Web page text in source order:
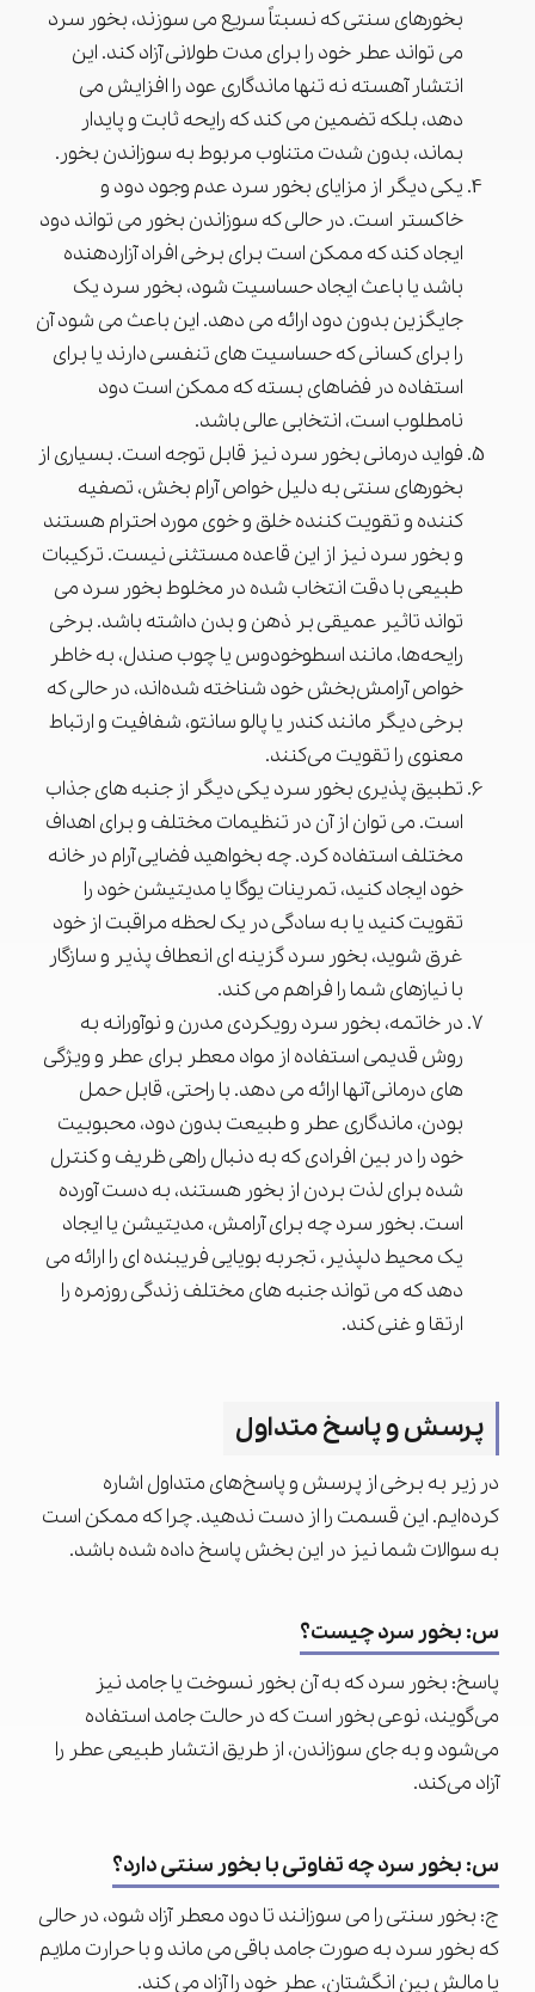
بخورهای سنتی که نسبتاً سریع می سوزند، بخور سرد
می تواند عطر خود را برای مدت طولانی آزاد کند. این
انتشار آهسته نه تنها ماندگاری عود را افزایش می
دهد، بلکه تضمین می کند که رایحه ثابت و پایدار
بماند، بدون شدت متناوب مربوط به سوزاندن بخور.
یکی دیگر از مزایای بخور سرد عدم وجود دود و
خاکستر است. در حالی که سوزاندن بخور می تواند دود
ایجاد کند که ممکن است برای برخی افراد آزاردهنده
باشد یا باعث ایجاد حساسیت شود، بخور سرد یک
جایگزین بدون دود ارائه می دهد. این باعث می شود آن
را برای کسانی که حساسیت های تنفسی دارند یا برای
استفاده در فضاهای بسته که ممکن است دود
نامطلوب است، انتخابی عالی باشد.
فواید درمانی بخور سرد نیز قابل توجه است. بسیاری از
بخورهای سنتی به دلیل خواص آرام بخش، تصفیه
کننده و تقویت کننده خلق و خوی مورد احترام هستند
و بخور سرد نیز از این قاعده مستثنی نیست. ترکیبات
طبیعی با دقت انتخاب شده در مخلوط بخور سرد می
تواند تاثیر عمیقی بر ذهن و بدن داشته باشد. برخی
رایحه‌ها، مانند اسطوخودوس یا چوب صندل، به خاطر
خواص آرامش‌بخش خود شناخته شده‌اند، در حالی که
برخی دیگر مانند کندر یا پالو سانتو، شفافیت و ارتباط
معنوی را تقویت می‌کنند.
تطبیق پذیری بخور سرد یکی دیگر از جنبه های جذاب
است. می توان از آن در تنظیمات مختلف و برای اهداف
مختلف استفاده کرد. چه بخواهید فضایی آرام در خانه
خود ایجاد کنید، تمرینات یوگا یا مدیتیشن خود را
تقویت کنید یا به سادگی در یک لحظه مراقبت از خود
غرق شوید، بخور سرد گزینه ای انعطاف پذیر و سازگار
با نیازهای شما را فراهم می کند.
در خاتمه، بخور سرد رویکردی مدرن و نوآورانه به
روش قدیمی استفاده از مواد معطر برای عطر و ویژگی
های درمانی آنها ارائه می دهد. با راحتی، قابل حمل
بودن، ماندگاری عطر و طبیعت بدون دود، محبوبیت
خود را در بین افرادی که به دنبال راهی ظریف و کنترل
شده برای لذت بردن از بخور هستند، به دست آورده
است. بخور سرد چه برای آرامش، مدیتیشن یا ایجاد
یک محیط دلپذیر، تجربه بویایی فریبنده ای را ارائه می
دهد که می تواند جنبه های مختلف زندگی روزمره را
ارتقا و غنی کند.
پرسش و پاسخ متداول
در زیر به برخی از پرسش و پاسخ‌های متداول اشاره
کرده‌ایم. این قسمت را از دست ندهید. چرا که ممکن است
به سوالات شما نیز در این بخش پاسخ داده شده باشد.
س: بخور سرد چیست؟
پاسخ: بخور سرد که به آن بخور نسوخت یا جامد نیز
می‌گویند، نوعی بخور است که در حالت جامد استفاده
می‌شود و به جای سوزاندن، از طریق انتشار طبیعی عطر را
آزاد می‌کند.
س: بخور سرد چه تفاوتی با بخور سنتی دارد؟
ج: بخور سنتی را می سوزانند تا دود معطر آزاد شود، در حالی
که بخور سرد به صورت جامد باقی می ماند و با حرارت ملایم
یا مالش بین انگشتان، عطر خود را آزاد می کند.